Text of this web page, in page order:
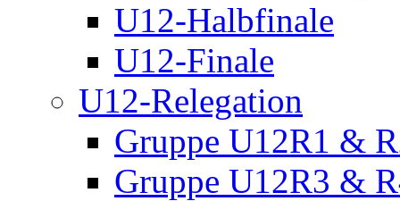
U12-Halbfinale
U12-Finale
U12-Relegation
Gruppe U12R1 &
Gruppe U12R3 &